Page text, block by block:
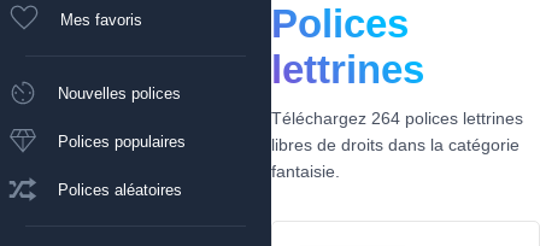
Mes favoris
Nouvelles polices
Polices populaires
Polices aléatoires
Polices
lettrines
Téléchargez 264 polices lettrines
libres de droits dans la catégorie
fantaisie.